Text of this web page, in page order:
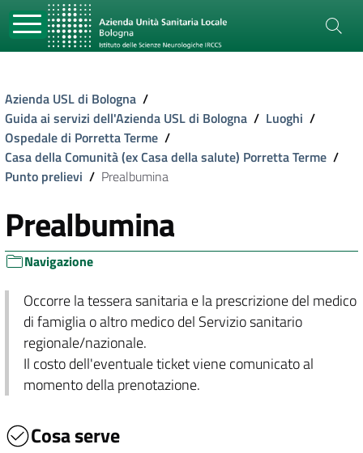
Azienda USL di Bologna /
Guida ai servizi dell'Azienda USL di Bologna / Luoghi /
Ospedale di Porretta Terme /
Casa della Comunità (ex Casa della salute) Porretta Terme /
Punto prelievi / Prealbumina
Prealbumina
Navigazione
Occorre la tessera sanitaria e la prescrizione del medico
di famiglia o altro medico del Servizio sanitario
regionale/nazionale.
Il costo dell'eventuale ticket viene comunicato al
momento della prenotazione.
Cosa serve